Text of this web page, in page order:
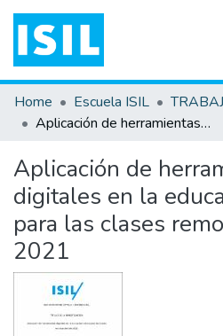
All of DSpace
Statistics
Documentos ▾
Home Escuela ISIL
Aplicación de herramientas digitales en la educación básica para las clases remotas del año 2021
Aplicación de
digitales en la
para las clases
2021